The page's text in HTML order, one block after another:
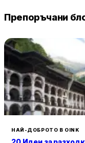
Препоръчани
НАЙ-ДОБРОТО В OINK